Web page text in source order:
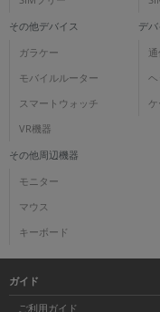
その他デバイス
ガラケー
モバイルルーター
スマートウォッチ
VR機器
デ
ヘ
その他周辺機器
モニター
マウス
キーボード
ガイド
ご利用ガイド